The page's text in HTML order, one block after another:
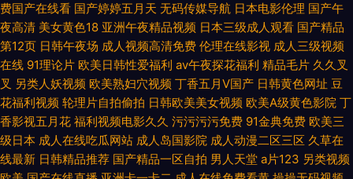
费国产在线看 国产婷婷五月天 无码传媒导航 日本电影伦理 国产午
夜高清 美女黄色18 亚洲午夜精品视频 日本三级成人观看 国产精品
第12页 日韩午夜场 成人视频高清免费 伦理在线影视 成人三级视频
在线 91理论片 欧美日韩性爱福利 av午夜探花福利 精品毛片 久久叉
叉 另类人妖视频 欧美熟妇穴视频 丁香五月V国产 日韩黄色网址 豆
花福利视频 轮理片自拍偷拍 日韩欧美美女视频 欧美A级黄色影院 丁
香影视五月花 福利视频电影久久 污污污污免费 91金典免费 欧美三
级日本 成人在线吃瓜网站 成人岛国影院 成人动漫二区三区 久草在
线最新 日韩精品推荐 国产精品一区自拍 男人天堂 a片123 另类视频